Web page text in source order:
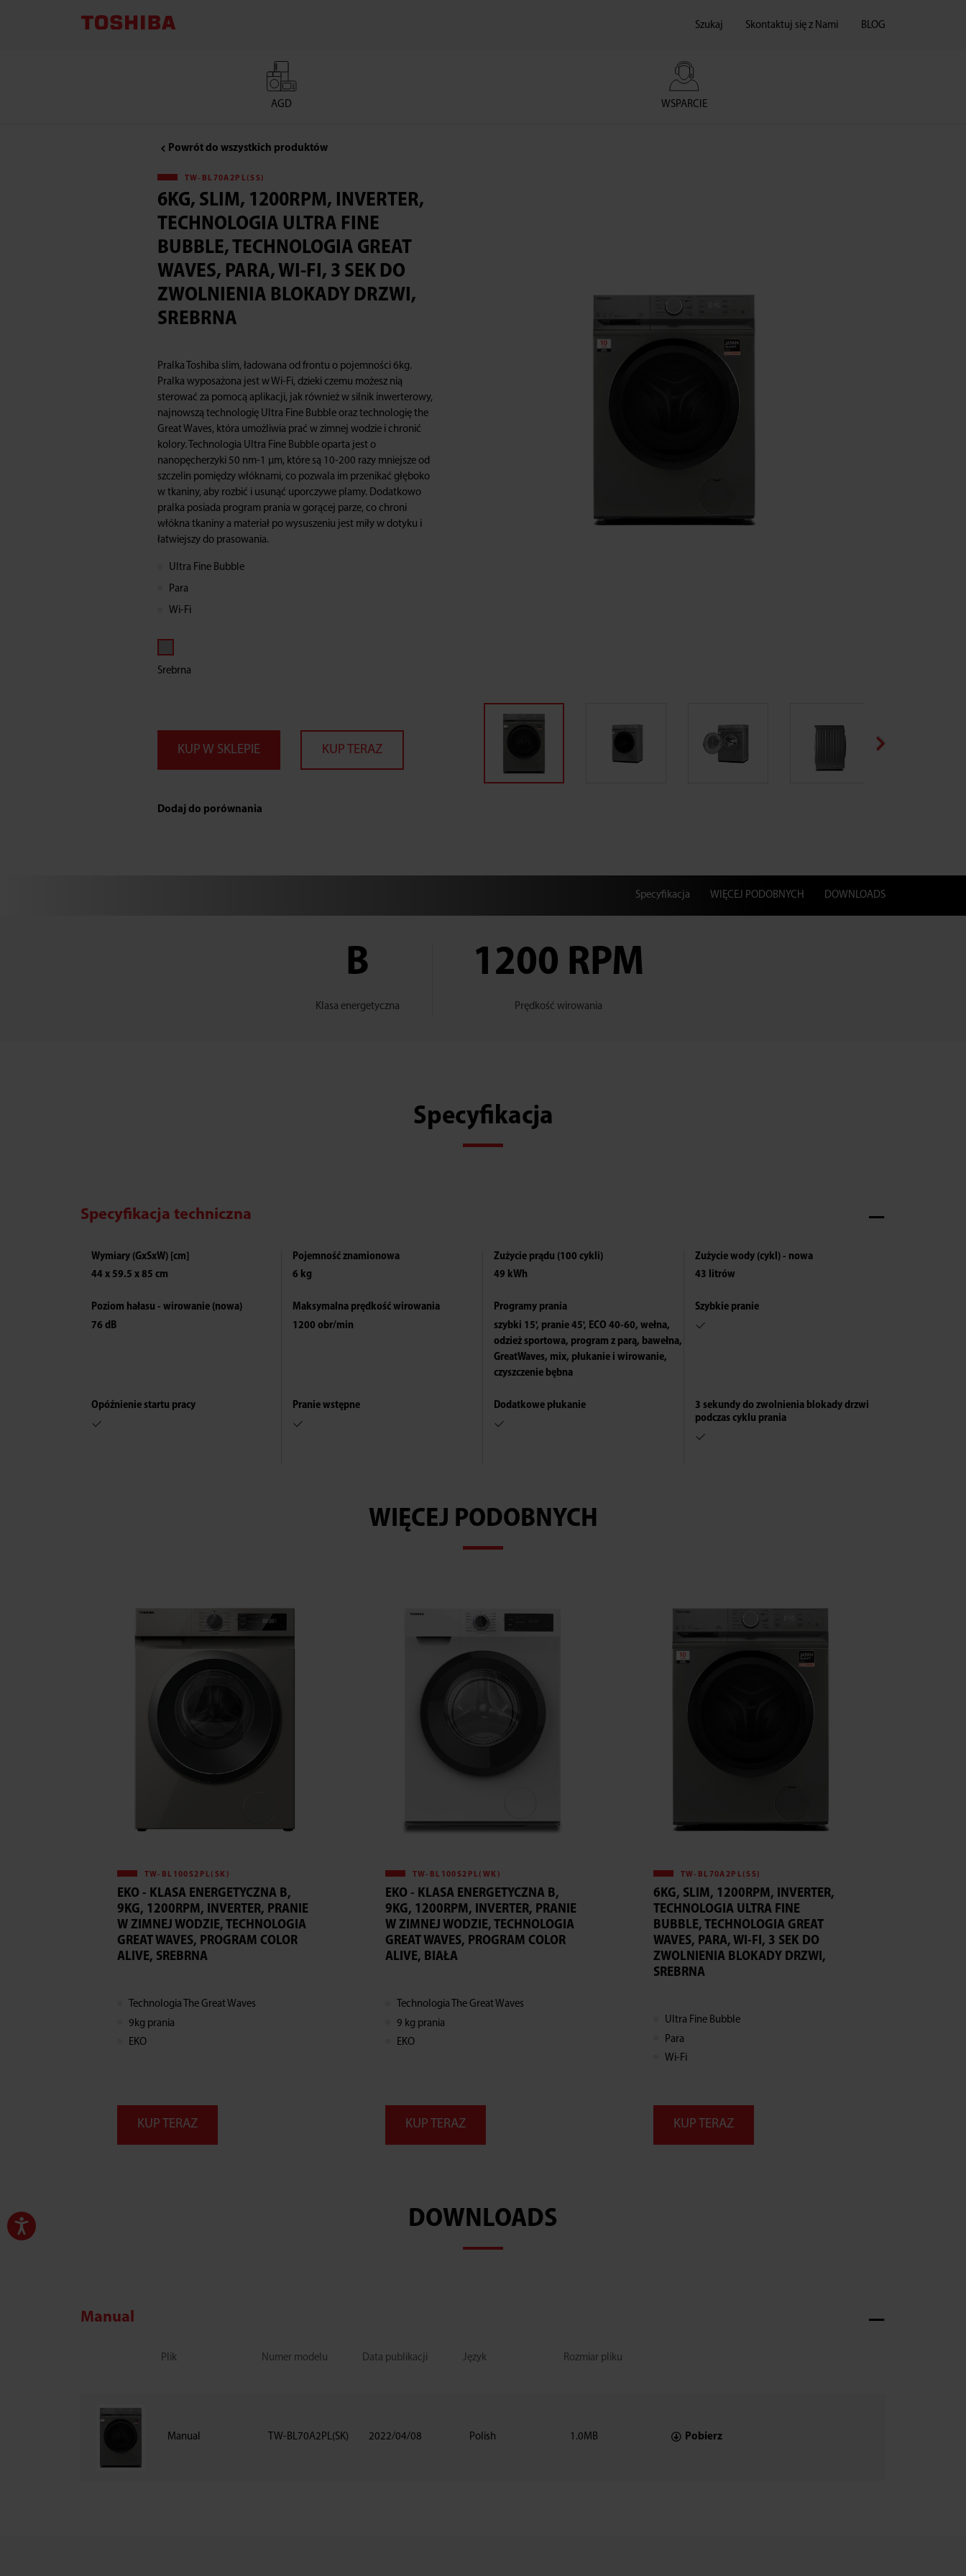
TECHNOLOGIA
AGD WSPARCIE
Szukaj Skontaktuj się z Nami BLOG
Powrót do wszystkich produktów
TW-BL70A2PL(SS)
6KG, SLIM, 1200RPM, INVERTER,
TECHNOLOGIA ULTRA FINE
BUBBLE, TECHNOLOGIA GREAT
WAVES, PARA, WI-FI, 3 SEK DO
ZWOLNIENIA BLOKADY DRZWI,
SREBRNA
Pralka Toshiba slim, ładowana od frontu o pojemności 6kg.
Pralka wyposażona jest w Wi-Fi, dzieki czemu możesz nią
sterować za pomocą aplikacji, jak również w silnik inwerterowy,
najnowszą technologię Ultra Fine Bubble oraz technologię the
Great Waves, która umożliwia prać w zimnej wodzie i chronić
kolory. Technologia Ultra Fine Bubble oparta jest o
nanopęcherzyki 50 nm-1 μm, które są 10-200 razy mniejsze od
szczelin pomiędzy włóknami, co pozwala im przenikać głęboko
w tkaniny, aby rozbić i usunąć uporczywe plamy. Dodatkowo
pralka posiada program prania w gorącej parze, co chroni
włókna tkaniny a materiał po wysuszeniu jest miły w dotyku i
łatwiejszy do prasowania.
Ultra Fine Bubble
Para
Wi-Fi
Srebrna
KUP W SKLEPIE KUP TERAZ
Dodaj do porównania
KUP ONLINE
Specyfikacja WIĘCEJ PODOBNYCH DOWNLOADS
B
Klasa energetyczna
1200 RPM
Prędkość wirowania
Specyfikacja
Specyfikacja techniczna
Wymiary (GxSxW) [cm]
44 x 59.5 x 85 cm
Pojemność znamionowa
6 kg
Zużycie prądu (100 cykli)
49 kWh
Zużycie wody (cykl) - nowa
43 litrów
Poziom hałasu - wirowanie (nowa)
76 dB
Maksymalna prędkość wirowania
1200 obr/min
Programy prania
szybki 15', pranie 45', ECO 40-60, wełna,
odzież sportowa, program z parą, bawełna,
GreatWaves, mix, płukanie i wirowanie,
czyszczenie bębna
Szybkie pranie
Opóźnienie startu pracy Pranie wstępne Dodatkowe płukanie
3 sekundy do zwolnienia blokady drzwi
podczas cyklu prania
WIĘCEJ PODOBNYCH
TW-BL100S2PL(SK)
EKO - KLASA ENERGETYCZNA B,
9KG, 1200RPM, INVERTER, PRANIE
W ZIMNEJ WODZIE, TECHNOLOGIA
GREAT WAVES, PROGRAM COLOR
ALIVE, SREBRNA
Technologia The Great Waves
9kg prania
EKO
KUP TERAZ
TW-BL100S2PL(WK)
EKO - KLASA ENERGETYCZNA B,
9KG, 1200RPM, INVERTER, PRANIE
W ZIMNEJ WODZIE, TECHNOLOGIA
GREAT WAVES, PROGRAM COLOR
ALIVE, BIAŁA
Technologia The Great Waves
9 kg prania
EKO
KUP TERAZ
TW-BL70A2PL(SS)
6KG, SLIM, 1200RPM, INVERTER,
TECHNOLOGIA ULTRA FINE
BUBBLE, TECHNOLOGIA GREAT
WAVES, PARA, WI-FI, 3 SEK DO
ZWOLNIENIA BLOKADY DRZWI,
SREBRNA
Ultra Fine Bubble
Para
Wi-Fi
KUP TERAZ
DOWNLOADS
Manual
Plik Numer modelu Data publikacji Język Rozmiar pliku
Manual TW-BL70A2PL(SK) 2022/04/08 Polish 1.0MB Pobierz